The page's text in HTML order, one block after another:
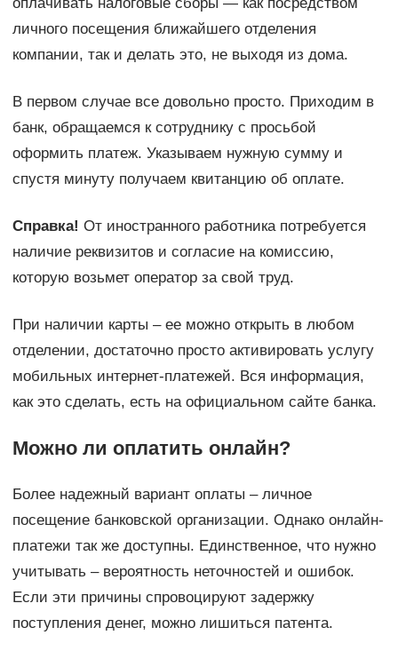
личного посещения ближайшего отделения
компании, так и делать это, не выходя из дома.
В первом случае все довольно просто. Приходим в
банк, обращаемся к сотруднику с просьбой
оформить платеж. Указываем нужную сумму и
спустя минуту получаем квитанцию об оплате.
Справка! От иностранного работника потребуется
наличие реквизитов и согласие на комиссию,
которую возьмет оператор за свой труд.
При наличии карты – ее можно открыть в любом
отделении, достаточно просто активировать услугу
мобильных интернет-платежей. Вся информация,
как это сделать, есть на официальном сайте банка.
Можно ли оплатить онлайн?
Более надежный вариант оплаты – личное
посещение банковской организации. Однако онлайн-
платежи так же доступны. Единственное, что нужно
учитывать – вероятность неточностей и ошибок.
Если эти причины спровоцируют задержку
поступления денег, можно лишиться патента.